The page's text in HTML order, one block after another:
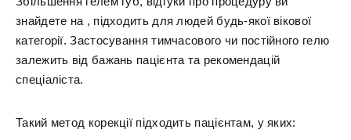
знайдете на , підходить для людей будь-якої вікової
категорії. Застосування тимчасового чи постійного гелю
залежить від бажань пацієнта та рекомендацій
спеціаліста.
Такий метод корекції підходить пацієнтам, у яких: